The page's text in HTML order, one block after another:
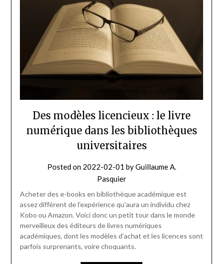
Des modèles licencieux : le livre
numérique dans les bibliothèques
universitaires
Posted on 2022-02-01 byGuillaume A.
Pasquier
Acheter des e-books en bibliothèque académique est
assez différent de l’expérience qu’aura un individu chez
Kobo ou Amazon. Voici donc un petit tour dans le monde
merveilleux des éditeurs de livres numériques
académiques, dont les modèles d’achat et les licences sont
parfois surprenants, voire choquants.